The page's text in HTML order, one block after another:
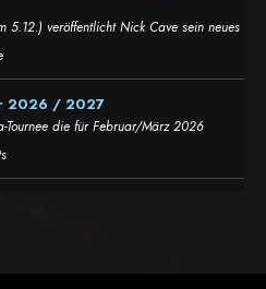
5.12.) veröffentlicht Nick Cave sein neues
2026 / 2027
Tournee die für Februar/März 2026